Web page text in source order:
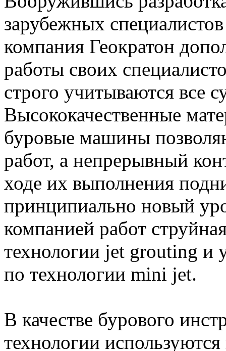
зарубежных
компания Геократон
работы своих
строго учитываются все
Высококачественные
буровые машины
работ, а непрерывный
ходе их выполнения
принципиально новый
компанией работ
технологии jet grouting и
по технологии mini jet.
В качестве бурового
технологии